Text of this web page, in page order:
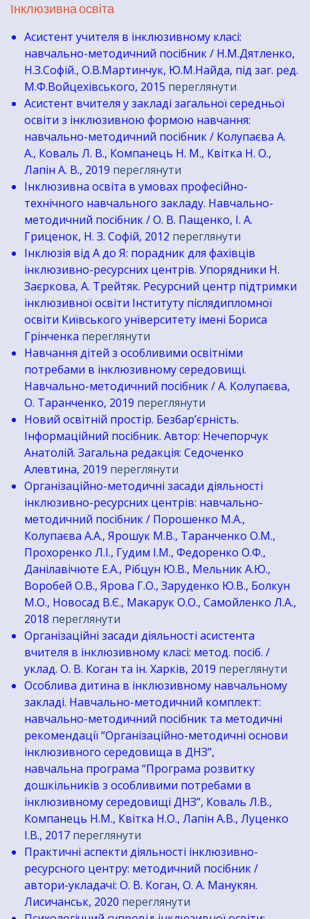
Інклюзивна освіта
Асистент учителя в інклюзивному класі:
навчально-методичний посібник / Н.М.Дятленко,
Н.З.Софій., О.В.Мартинчук, Ю.М.Найда, під заг. ред.
М.Ф.Войцехівського, 2015 переглянути
Асистент вчителя у закладі загальної середньої
освіти з інклюзивною формою навчання:
навчально-методичний посібник / Колупаєва А.
А., Коваль Л. В., Компанець Н. М., Квітка Н. О.,
Лапін А. В., 2019 переглянути
Інклюзивна освіта в умовах професійно-
технічного навчального закладу. Навчально-
методичний посібник / О. В. Пащенко, І. А.
Гриценок, Н. З. Софій, 2012 переглянути
Інклюзія від А до Я: порадник для фахівців
інклюзивно-ресурсних центрів. Упорядники Н.
Заєркова, А. Трейтяк. Ресурсний центр підтримки
інклюзивної освіти Інституту післядипломної
освіти Київського університету імені Бориса
Грінченка переглянути
Навчання дітей з особливими освітніми
потребами в інклюзивному середовищі.
Навчально-методичний посібник / А. Колупаєва,
О. Таранченко, 2019 переглянути
Новий освітній простір. Безбар’єрність.
Інформаційний посібник. Автор: Нечепорчук
Анатолій. Загальна редакція: Седоченко
Алевтина, 2019 переглянути
Організаційно-методичні засади діяльності
інклюзивно-ресурсних центрів: навчально-
методичний посібник / Порошенко М.А.,
Колупаєва А.А., Ярошук М.В., Таранченко О.М.,
Прохоренко Л.І., Гудим І.М., Федоренко О.Ф.,
Данілавічюте Е.А., Рібцун Ю.В., Мельник А.Ю.,
Воробей О.В., Ярова Г.О., Заруденко Ю.В., Болкун
М.О., Новосад В.Є., Макарук О.О., Самойленко Л.А.,
2018 переглянути
Організаційні засади діяльності асистента
вчителя в інклюзивному класі: метод. посіб. /
уклад. О. В. Коган та ін. Харків, 2019 переглянути
Особлива дитина в інклюзивному навчальному
закладі. Навчально-методичний комплект:
навчально-методичний посібник та методичні
рекомендації “Організаційно-методичні основи
інклюзивного середовища в ДНЗ”,
навчальна програма “Програма розвитку
дошкільників з особливими потребами в
інклюзивному середовищі ДНЗ”, Коваль Л.В.,
Компанець Н.М., Квітка Н.О., Лапін А.В., Луценко
І.В., 2017 переглянути
Практичні аспекти діяльності інклюзивно-
ресурсного центру: методичний посібник /
автори-укладачі: О. В. Коган, О. А. Манукян.
Лисичанськ, 2020 переглянути